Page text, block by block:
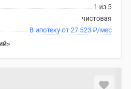
1 из 5
чистовая
В ипотеку от 27 523 ₽/мес